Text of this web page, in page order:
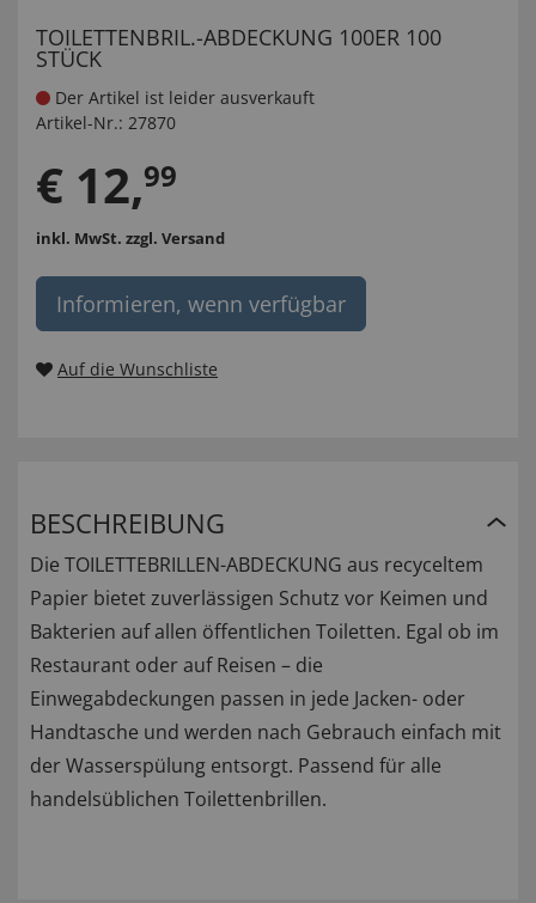
TOILETTENBRIL.-ABDECKUNG 100ER 100
STÜCK
Der Artikel ist leider ausverkauft
Artikel-Nr.: 27870
€ 12,99
inkl. MwSt. zzgl. Versand
Informieren, wenn verfügbar
Auf die Wunschliste
BESCHREIBUNG
Die TOILETTEBRILLEN-ABDECKUNG aus recyceltem
Papier bietet zuverlässigen Schutz vor Keimen und
Bakterien auf allen öffentlichen Toiletten. Egal ob im
Restaurant oder auf Reisen – die
Einwegabdeckungen passen in jede Jacken- oder
Handtasche und werden nach Gebrauch einfach mit
der Wasserspülung entsorgt. Passend für alle
handelsüblichen Toilettenbrillen.